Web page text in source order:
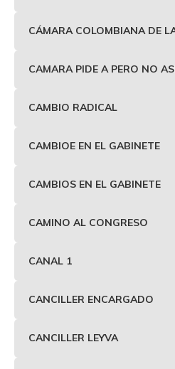
CÁMARA COLOMBIANA DE
CAMARA PIDE A PERO NO
CAMBIO RADICAL
CAMBIOE EN EL GABINETE
CAMBIOS EN EL GABINETE
CAMINO AL CONGRESO
CANAL 1
CANCILLER ENCARGADO
CANCILLER LEYVA